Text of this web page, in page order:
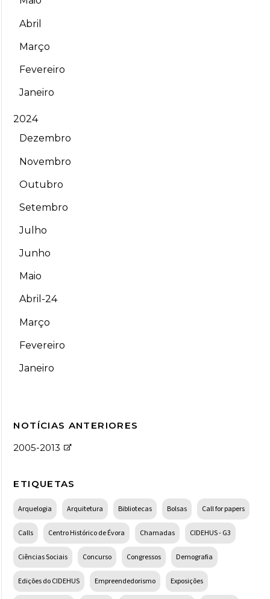
Abril
Março
Fevereiro
Janeiro
2024
Dezembro
Novembro
Outubro
Setembro
Julho
Junho
Maio
Abril-24
Março
Fevereiro
Janeiro
NOTÍCIAS ANTERIORES
2005-2013
ETIQUETAS
Arquelogia Arquitetura Bibliotecas Bolsas Call for papers
Calls Centro Histórico de Évora Chamadas CIDEHUS - G3
Ciências Sociais Concurso Congressos Demografia
Edições do CIDEHUS Empreendedorismo Exposições